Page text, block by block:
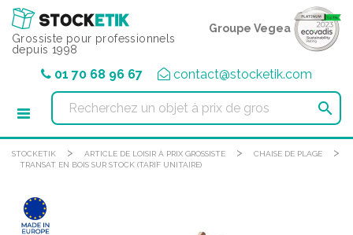
Grossiste pour professionnels
depuis 1998
Groupe Vegea
01 70 68 96 67 contact@stocketik.com

STOCKETIK > ARTICLE DE LOISIR À PRIX GROSSISTE > CHAISE DE PLAGE >
TRANSAT EN BOIS SUR STOCK (TARIF UNITAIRE)
Panneau de gestion des cookies